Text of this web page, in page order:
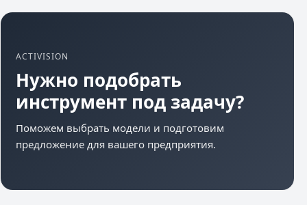
ACTIVISION
Нужно подобрать
инструмент под задачу?
Поможем выбрать модели и подготовим
предложение для вашего предприятия.